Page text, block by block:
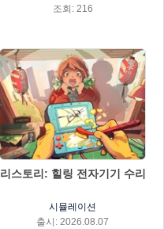
조회: 216
리스토리: 힐링 전자기기 수리
시뮬레이션
출시: 2026.08.07